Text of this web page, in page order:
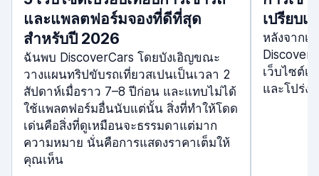
และแพลตฟอร์มจองที่ดีที่สุด
สำหรับปี 2026
ฉันพบ DiscoverCars โดยบังเอิญขณะ
วางแผนทริปขับรถเที่ยวสเปนเป็นเวลา 2
สัปดาห์เมื่อราว 7–8 ปีก่อน และแทบไม่ได้
ใช้แพลตฟอร์มอื่นนับแต่นั้น สิ่งที่ทำให้โดด
เด่นคือสิ่งที่ดูเหมือนจะธรรมดาแต่มาก
ความหมาย นั่นคือการแสดงราคาเต็มให้
คุณเห็น
เปรียบ
หลังจากเ
เว็บไซต์เ
และโปร่ง